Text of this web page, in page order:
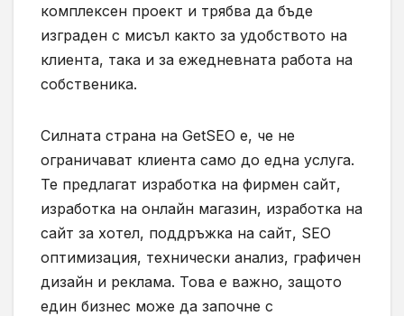
комплексен проект и трябва да бъде
изграден с мисъл както за удобството на
клиента, така и за ежедневната работа на
собственика.
Силната страна на GetSEO е, че не
ограничават клиента само до една услуга.
Те предлагат изработка на фирмен сайт,
изработка на онлайн магазин, изработка на
сайт за хотел, поддръжка на сайт, SEO
оптимизация, технически анализ, графичен
дизайн и реклама. Това е важно, защото
един бизнес може да започне с